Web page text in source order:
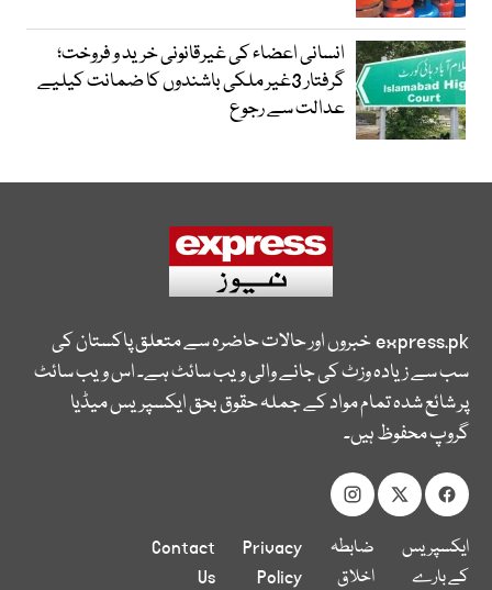
انسانی اعضاء کی غیرقانونی خرید و فروخت؛
گرفتار 3غیر ملکی باشندوں کا ضمانت کیلیے
عدالت سے رجوع
express.pkخبروں اور حالات حاضرہ سے متعلق پاکستان کی
سب سے زیادہ وزٹ کی جانے والی ویب سائٹ ہے۔ اس ویب سائٹ
پر شائع شدہ تمام مواد کے جملہ حقوق بحق ایکسپریس میڈیا
گروپ محفوظ ہیں۔
ایکسپریس
کے بارے
ضابطہ
اخلاق
Privacy
Policy
Contact
Us